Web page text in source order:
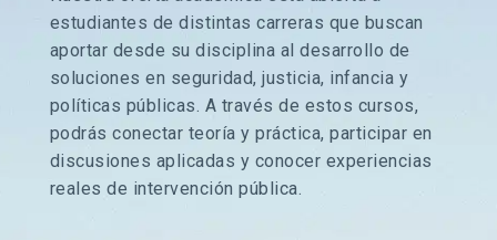
estudiantes de distintas carreras que buscan
aportar desde su disciplina al desarrollo de
soluciones en seguridad, justicia, infancia y
políticas públicas. A través de estos cursos,
podrás conectar teoría y práctica, participar en
discusiones aplicadas y conocer experiencias
reales de intervención pública.